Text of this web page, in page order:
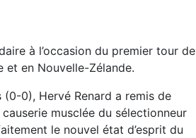
à l’occasion du premier tour de
et en Nouvelle-Zélande.
0), Hervé Renard a remis de
musclée du sélectionneur
le nouvel état d’esprit du